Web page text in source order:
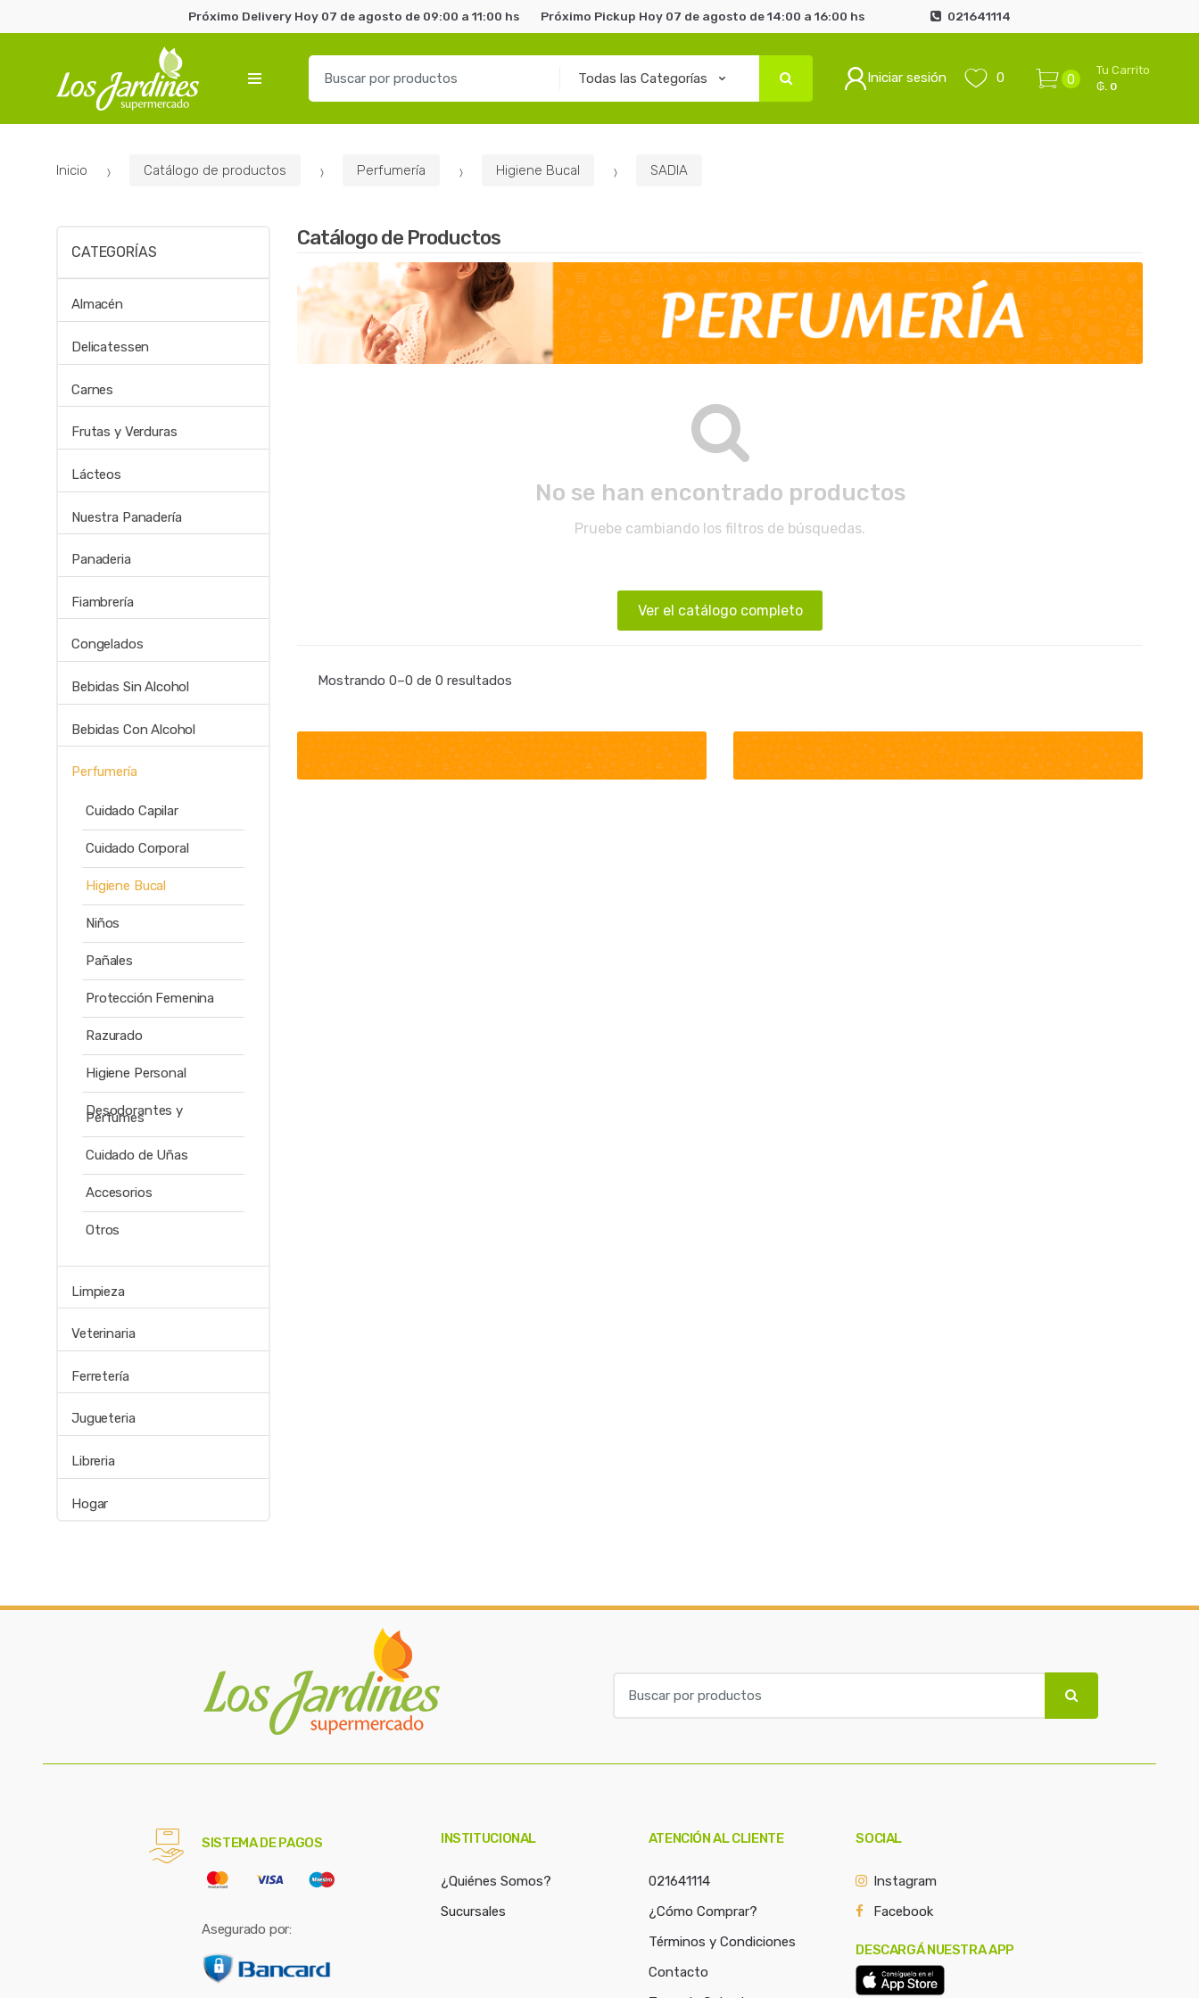
Próximo Delivery Hoy 07 de agosto de 09:00 a 11:00 hs Próximo Pickup Hoy 07 de agosto de 14:00 a 16:00 hs 021641114
r
Iniciar sesión 0 0
Tu Carrito
₲. 0
Inicio Catálogo de productos Perfumería Higiene Bucal SADIA
Catálogo de Productos
No se han encontrado productos
Pruebe cambiando los filtros de búsquedas.
Ver el catálogo completo
Mostrando 0–0 de 0 resultados
CATEGORÍAS
Almacén
Delicatessen
Carnes
Frutas y Verduras
Lácteos
Nuestra Panadería
Panaderia
Fiambrería
Congelados
Bebidas Sin Alcohol
Bebidas Con Alcohol
Perfumería
Cuidado Capilar
Cuidado Corporal
Higiene Bucal
Niños
Pañales
Protección Femenina
Razurado
Higiene Personal
Desodorantes y
Perfumes
Cuidado de Uñas
Accesorios
Otros
Limpieza
Veterinaria
Ferretería
Jugueteria
Libreria
Hogar
a
SISTEMA DE PAGOS
Asegurado por:
INSTITUCIONAL
¿Quiénes Somos?
Sucursales
ATENCIÓN AL CLIENTE
021641114
¿Cómo Comprar?
Términos y Condiciones
Contacto
SOCIAL
Instagram
Facebook
DESCARGÁ NUESTRA APP